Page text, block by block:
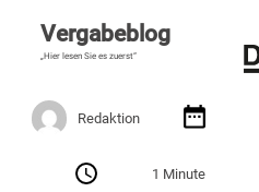
Vergabeblog
„Hier lesen Sie es zuerst“
Redaktion
1 Minute